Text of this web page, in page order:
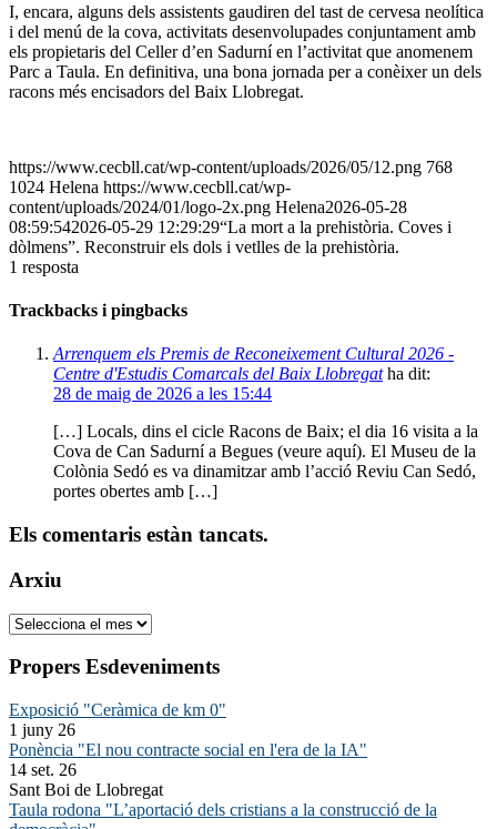
I, encara, alguns dels assistents gaudiren del tast de cervesa neolítica
i del menú de la cova, activitats desenvolupades conjuntament amb
els propietaris del Celler d’en Sadurní en l’activitat que anomenem
Parc a Taula. En definitiva, una bona jornada per a conèixer un dels
racons més encisadors del Baix Llobregat.
https://www.cecbll.cat/wp-content/uploads/2026/05/12.png 768
1024 Helena https://www.cecbll.cat/wp-
content/uploads/2024/01/logo-2x.png Helena2026-05-28
08:59:542026-05-29 12:29:29“La mort a la prehistòria. Coves i
dòlmens”. Reconstruir els dols i vetlles de la prehistòria.
1 resposta
Trackbacks i pingbacks
Arrenquem els Premis de Reconeixement Cultural 2026 -
Centre d'Estudis Comarcals del Baix Llobregat ha dit:
28 de maig de 2026 a les 15:44
[…] Locals, dins el cicle Racons de Baix; el dia 16 visita a la
Cova de Can Sadurní a Begues (veure aquí). El Museu de la
Colònia Sedó es va dinamitzar amb l’acció Reviu Can Sedó,
portes obertes amb […]
Els comentaris estàn tancats.
Arxiu
Arxiu
Propers Esdeveniments
Exposició "Ceràmica de km 0"
1 juny 26
Ponència "El nou contracte social en l'era de la IA"
14 set. 26
Sant Boi de Llobregat
Taula rodona "L’aportació dels cristians a la construcció de la